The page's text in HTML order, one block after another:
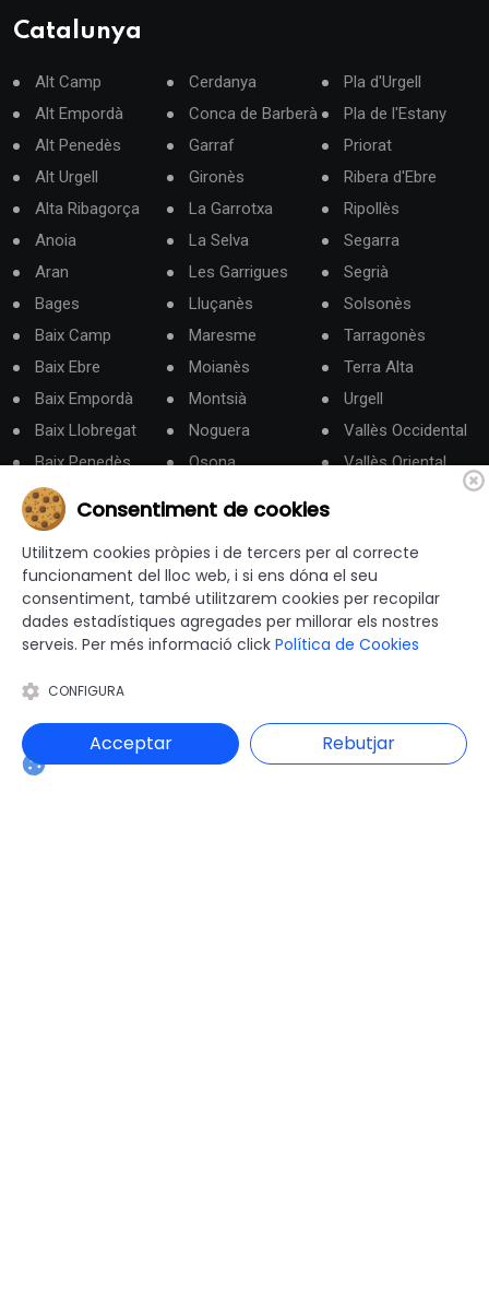
Catalunya
Alt Camp
Alt Empordà
Alt Penedès
Alt Urgell
Alta Ribagorça
Anoia
Aran
Bages
Baix Camp
Baix Ebre
Baix Empordà
Baix Llobregat
Baix Penedès
Barcelonès
Berguedà
Cerdanya
Conca de Barberà
Garraf
Gironès
La Garrotxa
La Selva
Les Garrigues
Lluçanès
Maresme
Moianès
Montsià
Noguera
Osona
Pla d'Urgell
Pla de l'Estany
Priorat
Ribera d'Ebre
Ripollès
Segarra
Segrià
Solsonès
Tarragonès
Terra Alta
Urgell
Vallès Occidental
Vallès Oriental
Categories
Administració Electrònica
Agenda
Eleccions Municipals
Emergències
Consentiment de cookies
Utilitzem cookies pròpies i de tercers per al correcte
funcionament del lloc web, i si ens dóna el seu
consentiment, també utilitzarem cookies per recopilar
dades estadístiques agregades per millorar els nostres
serveis. Per més informació click Política de Cookies
CONFIGURA
Acceptar Rebutjar